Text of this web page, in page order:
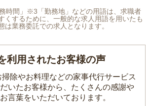
時間」※3「勤務地」などの用語は、求職者
くするために、一般的な求人用語を用いたも
は業務委託での求人となります。
利用されたお客様の声
除やお料理などの家事代行サービス
いたお客様から、 たくさんの感謝や
言葉をいただいております。